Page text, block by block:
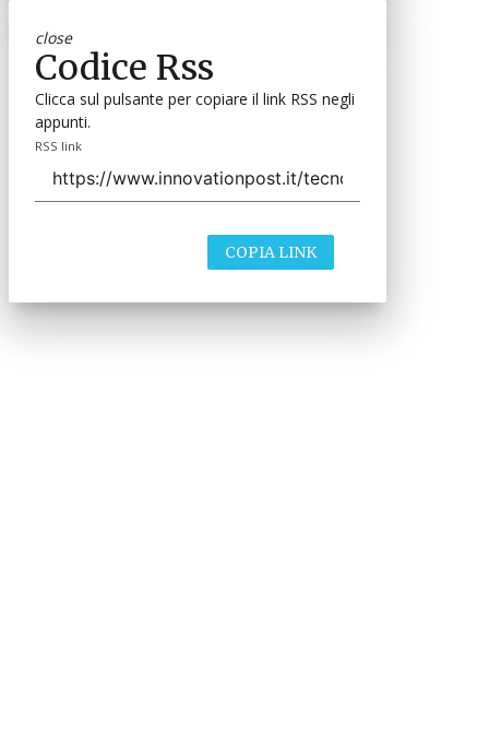
close
Codice Rss
Clicca sul pulsante per copiare il link RSS negli
appunti.
RSS link
COPIA LINK